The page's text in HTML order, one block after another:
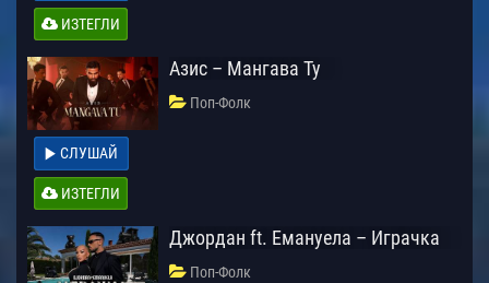
ИЗТЕГЛИ
Азис – Мангава Ту
Поп-Фолк
СЛУШАЙ
ИЗТЕГЛИ
Джордан ft. Емануела – Играчка
Поп-Фолк